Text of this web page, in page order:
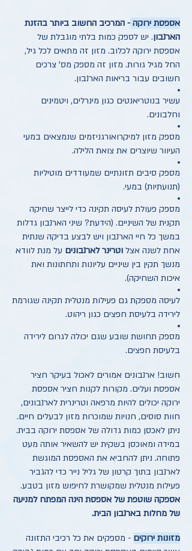
אספסת ירוקה - המרכיב החשוב ביותר בהזנת
הארנבון. יש לספק כמות בלתי מוגבלת של
אספסת ירוקה לכלוב. מזון זה מתאים לכל גיל,
החל מגיל גורות. מזון זה מספק מס' צרכים
חשובים עבור בריאות הארנבון.
עשיר בנוטריאנטים כגון מינרלים, ויטמינים
וחלבונים.
מספק מזון למיקרואורגניזמים שנמצאים במעי
העיוור שיוצרים את צואת הלילה.
מספק סיבים תזונתיים שמעודדים מוטיליות
(תנועתיות) במעי.
מספק פעולת לעיסה תקינה כדי לייצר שחיקה
תקנית של השיניים. (הידעת? שיני הארנבון גדלות
במשך כל חיי הארנבון ויש לבצע בדיקה שנתית
אחת לשנה אצל וטרינר לארנבונים על מנת לוודא
מנשך תקין בין שיניים עליונות ותחתונות ואת
איכות השחיקה).
לעיסה מספקת גם פעילות מנטלית תקינה שגורמת
לירידה בלעיסת חפצים כגון ריהוט.
מספק תחושת שובע שגם יכולה לגרום לירידה
בלעיסת חפצים.
חשוב! ארנבונים אמורים לאכול בעיקר חציר
אספסת ועלים. מקורות לקנות חציר אספסת
ירוקה יכולים להיות מרפאה וטרינרית לארנבונים,
חוות סוסים, חנויות שמוכרות מזון לבעלים חיים.
ניתן לאכסן כמות גדולה של אספסת ירוקה בבית.
במידה ומאוכסן בשקית יש להשאיר אותה מעט
פתוחה. ניתן להחביא את האספסת המוגשת
לארנבון בתוך קרטון של גליל נייר כדי להגביר
פעילות מנטלית שמקושרת לחיפוש מזון בטבע.
אספקה שוטפת של אספסת הינה המפתח למניעה
של מחלות בארנבון הבית.
מזונות ירוקים - מספקים את כל רכיבי התזונה